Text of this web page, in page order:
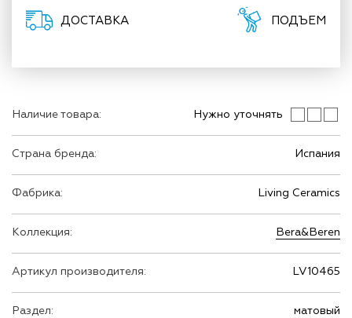
Наличие товара: Нужно уточнять
Страна бренда: Испания
Фабрика: Living Ceramics
Коллекция: Bera&Beren
Артикул производителя: LV10465
Раздел: матовый
ДОСТАВКА ПОДЪЕМ